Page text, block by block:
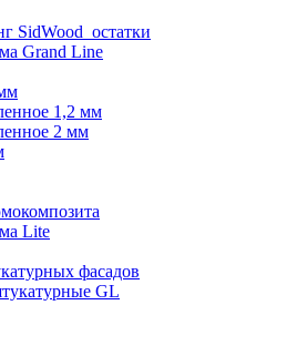
SidWood_остатки
Grand Line
1,2 мм
2 мм
Lite
фасадов
GL